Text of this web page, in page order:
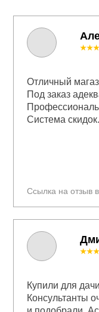
Ссылка на отзыв в
Отличный
Под заказ
Система скидок.
Купили для
Консультанты